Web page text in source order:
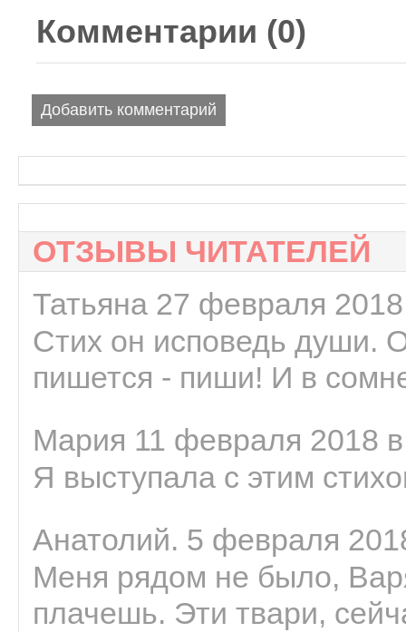
Комментарии (0)
Добавить комментарий
ОТЗЫВЫ ЧИТАТЕЛЕЙ
Татьяна 27 февраля
Стих он исповедь души.
пишется - пиши! И в
Мария 11 февраля 2018
Я выступала с этим
Анатолий. 5 февраля
Меня рядом не было,
плачешь. Эти твари,